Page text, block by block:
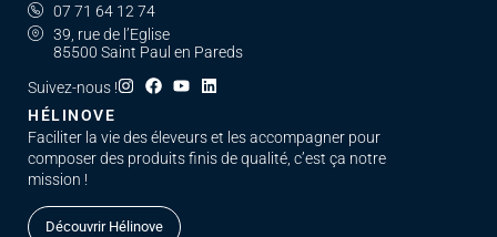
07 71 64 12 74
39, rue de l’Eglise
85500 Saint Paul en Pareds
Suivez-nous !
HÉLINOVE
Faciliter la vie des éleveurs et les accompagner pour
composer des produits finis de qualité, c’est ça notre
mission !
Découvrir Hélinove